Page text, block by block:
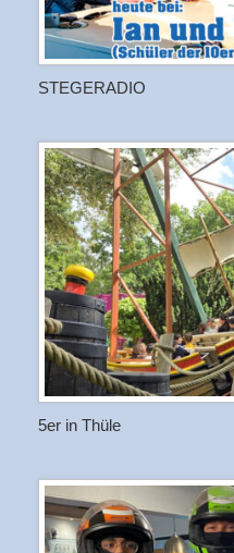
STEGERADIO
5er in Thüle